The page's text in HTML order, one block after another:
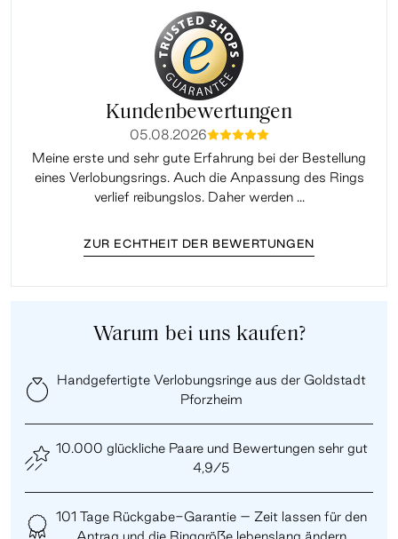
Kundenbewertungen
05.08.2026mmmmm
Meine erste und sehr gute Erfahrung bei der Bestellung
eines Verlobungsrings. Auch die Anpassung des Rings
verlief reibungslos. Daher werden ...
ZUR ECHTHEIT DER BEWERTUNGEN
Warum bei uns kaufen?
Handgefertigte Verlobungsringe aus der Goldstadt
Pforzheim
10.000 glückliche Paare und Bewertungen sehr gut
4,9/5
101 Tage Rückgabe-Garantie – Zeit lassen für den
Antrag und die Ringgröße lebenslang ändern